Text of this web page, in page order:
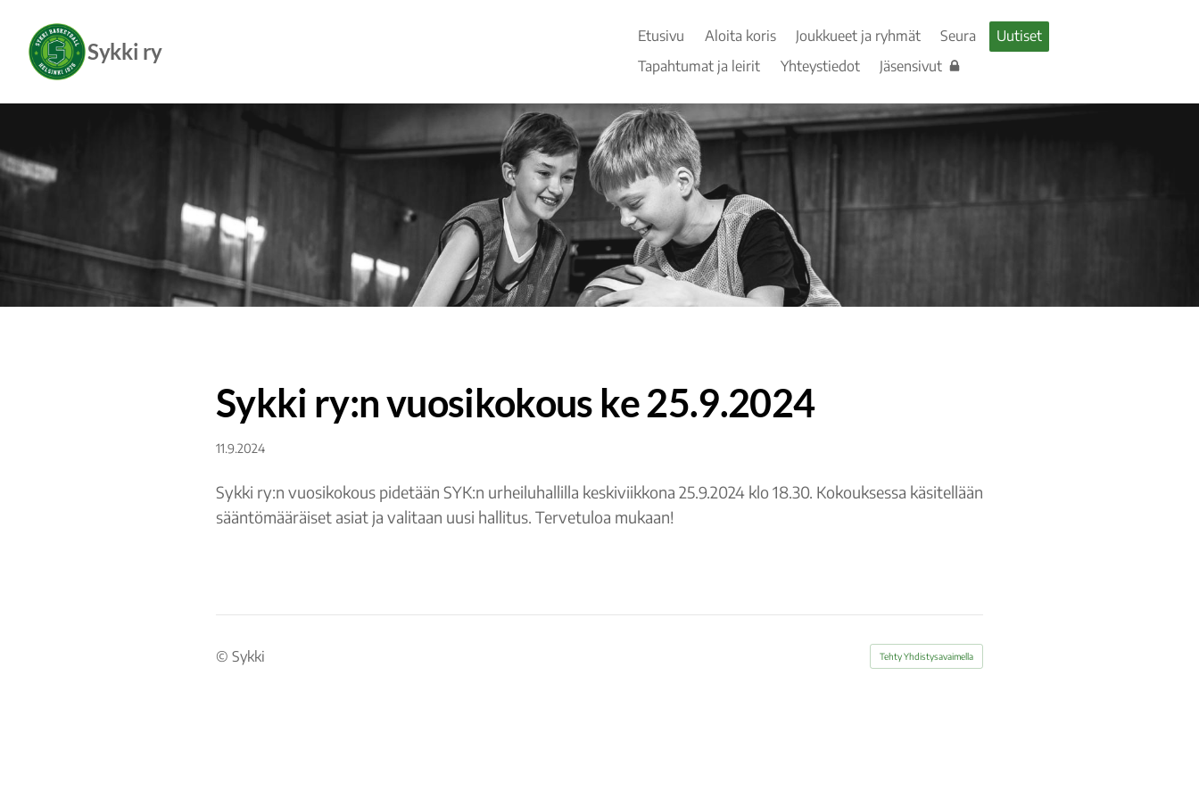
Siirry
sivun
sisältöön
Sykki ry
Etusivu Aloita koris Joukkueet ja ryhmät Seura
Uutiset
Tapahtumat ja leirit
Yhteystiedot Jäsensivut
Sykki ry:n vuosikokous ke 25.9.2024
11.9.2024
Sykki ry:n vuosikokous pidetään SYK:n urheiluhallilla keskiviikkona 25.9.2024 klo 18.30. Kokouksessa käsitellään
sääntömääräiset asiat ja valitaan uusi hallitus. Tervetuloa mukaan!
© Sykki Tehty Yhdistysavaimella